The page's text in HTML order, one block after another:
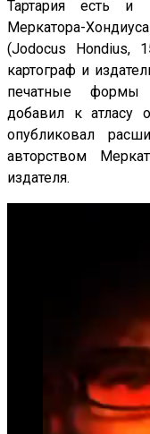
Тартария есть и
Меркатора-
(Jodocus Hondius,
картограф и
печатные формы
добавил к атласу
опубликовал
авторством
издателя.